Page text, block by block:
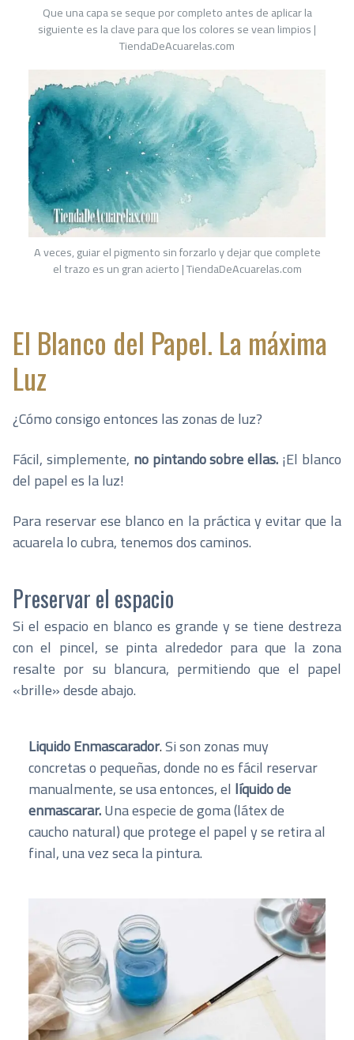
Que una capa se seque por completo antes de aplicar la
siguiente es la clave para que los colores se vean limpios |
TiendaDeAcuarelas.com
A veces, guiar el pigmento sin forzarlo y dejar que complete
el trazo es un gran acierto | TiendaDeAcuarelas.com
El Blanco del Papel. La máxima
Luz
¿Cómo consigo entonces las zonas de luz?
Fácil, simplemente, no pintando sobre ellas.¡El blanco
del papel es la luz!
Para reservar ese blanco en la práctica y evitar que la
acuarela lo cubra, tenemos dos caminos.
Preservar el espacio
Si el espacio en blanco es grande y se tiene destreza
con el pincel, se pinta alrededor para que la zona
resalte por su blancura, permitiendo que el papel
«brille» desde abajo.
Liquido Enmascarador.Si son zonas muy
concretas o pequeñas, donde no es fácil reservar
manualmente, se usa entonces, el líquido de
enmascarar.Una especie de goma (látex de
caucho natural) que protege el papel y se retira al
final, una vez seca la pintura.